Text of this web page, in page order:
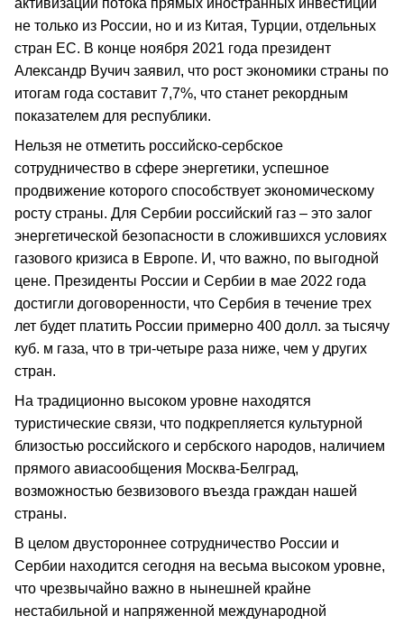
активизации потока прямых иностранных инвестиций
не только из России, но и из Китая, Турции, отдельных
стран ЕС. В конце ноября 2021 года президент
Александр Вучич заявил, что рост экономики страны по
итогам года составит 7,7%, что станет рекордным
показателем для республики.
Нельзя не отметить российско-сербское
сотрудничество в сфере энергетики, успешное
продвижение которого способствует экономическому
росту страны. Для Сербии российский газ – это залог
энергетической безопасности в сложившихся условиях
газового кризиса в Европе. И, что важно, по выгодной
цене. Президенты России и Сербии в мае 2022 года
достигли договоренности, что Сербия в течение трех
лет будет платить России примерно 400 долл. за тысячу
куб. м газа, что в три-четыре раза ниже, чем у других
стран.
На традиционно высоком уровне находятся
туристические связи, что подкрепляется культурной
близостью российского и сербского народов, наличием
прямого авиасообщения Москва-Белград,
возможностью безвизового въезда граждан нашей
страны.
В целом двустороннее сотрудничество России и
Сербии находится сегодня на весьма высоком уровне,
что чрезвычайно важно в нынешней крайне
нестабильной и напряженной международной